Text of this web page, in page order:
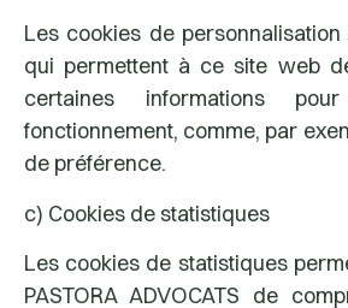
Les cookies de
qui permettent à ce site web
certaines informations
fonctionnement, comme, par
de préférence.
c) Cookies de statistiques
Les cookies de statistiques
PASTORA ADVOCATS de